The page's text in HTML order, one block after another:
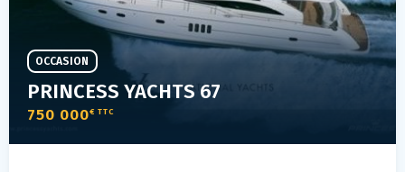
PRINCESS YACHTS 67
750 000€ TTC
OCCASION